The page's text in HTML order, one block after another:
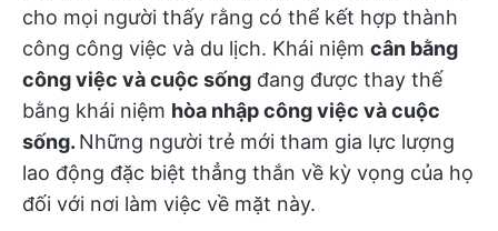
cho mọi người thấy rằng có thể kết hợp thành
công công việc và du lịch. Khái niệm cân bằng
công việc và cuộc sống đang được thay thế
bằng khái niệm hòa nhập công việc và cuộc
sống. Những người trẻ mới tham gia lực lượng
lao động đặc biệt thẳng thắn về kỳ vọng của họ
đối với nơi làm việc về mặt này.